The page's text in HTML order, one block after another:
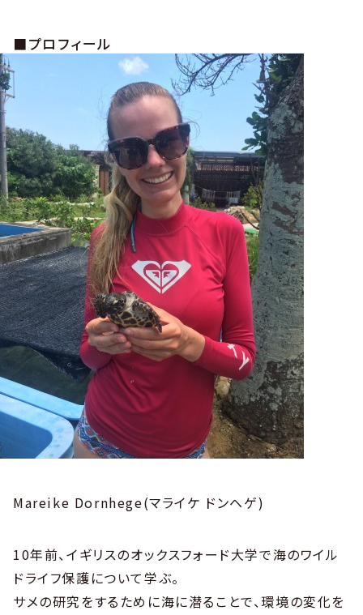
■プロフィール
Mareike Dornhege(マライケ ドンヘゲ)
10年前、イギリスのオックスフォード大学で海のワイル
ドライフ保護について学ぶ。
サメの研究をするために海に潜ることで、環境の変化を